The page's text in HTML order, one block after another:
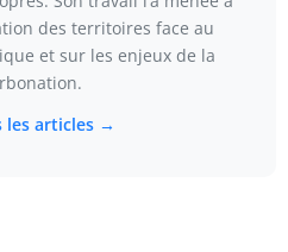
des territoires face au
et sur les enjeux de la
les articles →